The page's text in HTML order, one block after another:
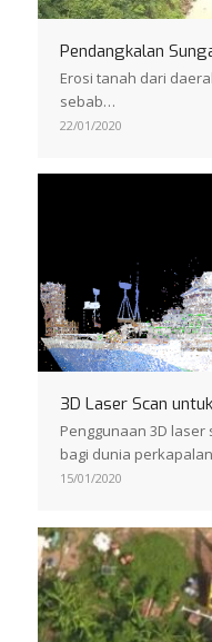
Pendangkalan
Erosi tanah dari
sebab…
22/01/2020
3D Laser Scan
Penggunaan 3D
bagi dunia
15/01/2020